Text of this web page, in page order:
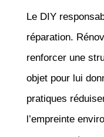
Le DIY
réparation.
renforcer une
objet pour lui
pratiques
l’empreinte